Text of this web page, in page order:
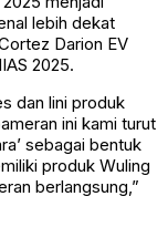
lebih dekat
Darion EV
2025.
dan lini produk
ini kami turut
sebagai bentuk
produk Wuling
berlangsung,”